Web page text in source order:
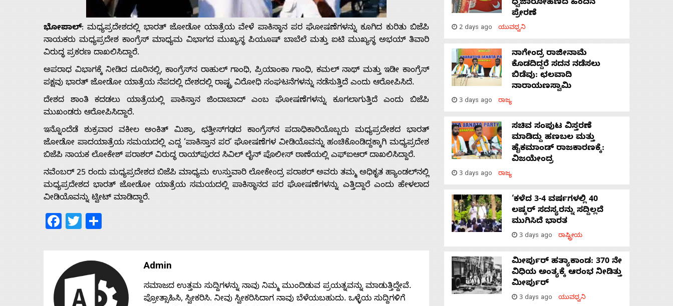
Advertise
Contact
ಭೋಪಾಲ್: ಮಧ್ಯಪ್ರದೇಶದಲ್ಲಿ ಭಾರತ್ ಜೋಡೋ ಯಾತ್ರೆಯ ವೇಳೆ ಪಾಕಿಸ್ಥಾನ ಪರ ಘೋಷಣೆಗಳನ್ನು ಕೂಗಿದ ಕುರಿತು ಬಿಜೆಪಿ
ನಾಯಕರು ಮಧ್ಯಪ್ರದೇಶ ಕಾಂಗ್ರೆಸ್ ಮಾಧ್ಯಮ ವಿಭಾಗದ ಮುಖ್ಯಸ್ಥ ಪಿಯೂಷ್ ಬಾಬೆಲೆ ಮತ್ತು ಐಟಿ ಮುಖ್ಯಸ್ಥ ಅಭಯ್ ತಿವಾರಿ
ವಿರುದ್ಧ ಪ್ರಕರಣ ದಾಖಲಿಸಿದ್ದಾರೆ.
ಅಪರಾಧ ವಿಭಾಗಕ್ಕೆ ನೀಡಿದ ದೂರಿನಲ್ಲಿ, ಕಾಂಗ್ರೆಸ್‌ನ ರಾಹುಲ್ ಗಾಂಧಿ, ಪ್ರಿಯಾಂಕಾ ಗಾಂಧಿ, ಕಮಲ್ ನಾಥ್ ಮತ್ತು ಇಡೀ ಕಾಂಗ್ರೆಸ್
ಪಕ್ಷವು ಭಾರತ್ ಜೋಡೋ ಯಾತ್ರೆಯ ನೆಪದಲ್ಲಿ ದೇಶದಲ್ಲಿ ರಾಷ್ಟ್ರ ವಿರೋಧಿ ಸಂಘಟನೆಗಳನ್ನು ನಡೆಸುತ್ತಿದೆ ಎಂದು ಆರೋಪಿಸಿದೆ.
ದೇಶದ ಶಾಂತಿ ಕದಡಲು ಯಾತ್ರೆಯಲ್ಲಿ ಪಾಕಿಸ್ತಾನ ಜಿಂದಾಬಾದ್ ಎಂಬ ಘೋಷಣೆಗಳನ್ನು ಕೂಗಲಾಗುತ್ತಿದೆ ಎಂದು ಬಿಜೆಪಿ
ಮುಖಂಡರು ಆರೋಪಿಸಿದ್ದಾರೆ.
ಇನ್ನೊಂದೆಡೆ ಶುಕ್ರವಾರ ವಕೀಲ ಅಂಕಿತ್ ಮಿಶ್ರಾ, ಛತ್ತೀಸ್‌ಗಢದ ಕಾಂಗ್ರೆಸ್‌ನ ಪದಾಧಿಕಾರಿಯೊಬ್ಬರು ಮಧ್ಯಪ್ರದೇಶದ ಭಾರತ್
ಜೋಡೋ ಪಾದಯಾತ್ರೆಯ ಸಮಯದಲ್ಲಿ ಎದ್ದ ‘ಪಾಕಿಸ್ತಾನ ಪರ’ ಘೋಷಣೆಗಳ ವೀಡಿಯೊವನ್ನು ಹಂಚಿಕೊಂಡಿದ್ದಕ್ಕಾಗಿ ಮಧ್ಯಪ್ರದೇಶ
ಬಿಜೆಪಿ ನಾಯಕ ಲೋಕೇಶ್ ಪರಾಶರ್ ವಿರುದ್ಧ ರಾಯ್‌ಪುರದ ಸಿವಿಲ್ ಲೈನ್ ಪೊಲೀಸ್ ಠಾಣೆಯಲ್ಲಿ ಎಫ್‌ಐಆರ್ ದಾಖಲಿಸಿದ್ದಾರೆ.
ನವೆಂಬರ್ 25 ರಂದು ಮಧ್ಯಪ್ರದೇಶದ ಬಿಜೆಪಿ ಮಾಧ್ಯಮ ಉಸ್ತುವಾರಿ ಲೋಕೇಂದ್ರ ಪರಾಶರ್ ಅವರು ತಮ್ಮ ಅಧಿಕೃತ ಹ್ಯಾಂಡಲ್‌ನಲ್ಲಿ
ಮಧ್ಯಪ್ರದೇಶದ ಭಾರತ್ ಜೋಡೋ ಯಾತ್ರೆಯ ಸಮಯದಲ್ಲಿ ಪಾಕಿಸ್ಥಾನದ ಪರ ಘೋಷಣೆಗಳನ್ನು ಎತ್ತಿದ್ದಾರೆ ಎಂದು ಹೇಳಲಾದ
ವೀಡಿಯೊವನ್ನು ಟ್ವೀಟ್ ಮಾಡಿದ್ದಾರೆ.
Facebook
Twitter
Admin
ಸಮಾಜದ ಉತ್ತಮ ಸುದ್ದಿಗಳನ್ನು ನಾವು ನಿಮ್ಮ ಮುಂದಿಡುವ ಪ್ರಯತ್ನವನ್ನು ಮಾಡುತ್ತಿದ್ದೇವೆ.
ಪ್ರೋತ್ಸಾಹಿಸಿ, ಸ್ವೀಕರಿಸಿ. ನೀವು ಸ್ವೀಕರಿಸಿದಾಗ ನಾವು ಬೆಳೆಯಬಹುದು. ಒಳ್ಳೆಯ ಸುದ್ದಿಗಳಿಗೆ
ಧ್ವಜಾರೋಹಣದ ಹಿಂದಿನ
ಪ್ರೇರಣೆ
2 days ago ಯುವಧ್ವನಿ
ನಾಗೇಂದ್ರ ರಾಜೀನಾಮೆ
ಕೊಡದಿದ್ದರೆ ಸದನ ನಡೆಸಲು
ಬಿಡೆವು: ಛಲವಾದಿ
ನಾರಾಯಣಸ್ವಾಮಿ
3 days ago ರಾಜ್ಯ
ಸಚಿವ ಸಂಪುಟ ವಿಸ್ತರಣೆ
ಮಾಡಿದ್ದು ಹಣಬಲ ಮತ್ತು
ಹೈಕಮಾಂಡ್ ರಾಜಕಾರಣಕ್ಕೆ:
ವಿಜಯೇಂದ್ರ
3 days ago ರಾಜ್ಯ
‘ಕಳೆದ 3-4 ವರ್ಷಗಳಲ್ಲಿ 40
ಲಷ್ಕರ್ ಸದಸ್ಯರನ್ನು ಸದ್ದಿಲ್ಲದೆ
ಮುಗಿಸಿದೆ ಭಾರತ
3 days ago ರಾಷ್ಟ್ರೀಯ
ಮೀರ್ಪುರ್ ಹತ್ಯಾಕಾಂಡ: 370 ನೇ
ವಿಧಿಯ ಅಂತ್ಯಕ್ಕೆ ಆರಂಭ ನೀಡಿತ್ತು
ಮೀರ್ಪುರ್
3 days ago ಯುವಧ್ವನಿ